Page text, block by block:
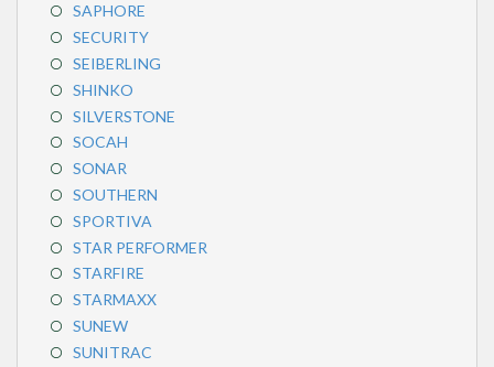
SAPHORE
SECURITY
SEIBERLING
SHINKO
SILVERSTONE
SOCAH
SONAR
SOUTHERN
SPORTIVA
STAR PERFORMER
STARFIRE
STARMAXX
SUNEW
SUNITRAC